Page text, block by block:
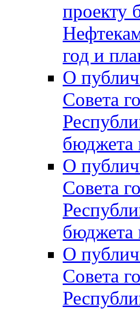
проекту
год и
О
Совета
бюджета
О
Совета
бюджета
О
Совета